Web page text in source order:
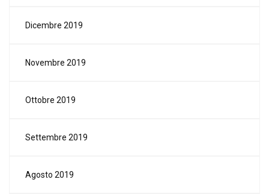
Dicembre 2019
Novembre 2019
Ottobre 2019
Settembre 2019
Agosto 2019